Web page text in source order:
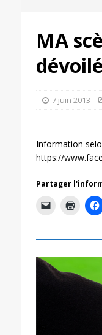
MA
7 juin 2013
Information
https://
Partager